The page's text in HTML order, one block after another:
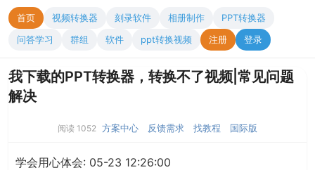
首页 视频转换器 刻录软件 相册制作
PPT转换器
问答学习
群组 软件 ppt转换视频 注册 登录
我下载的PPT转换器，转换不了视频|常见问题
解决
阅读 1052 方案中心 反馈需求 找教程 国际版
学会用心体会: 05-23 12:26:00